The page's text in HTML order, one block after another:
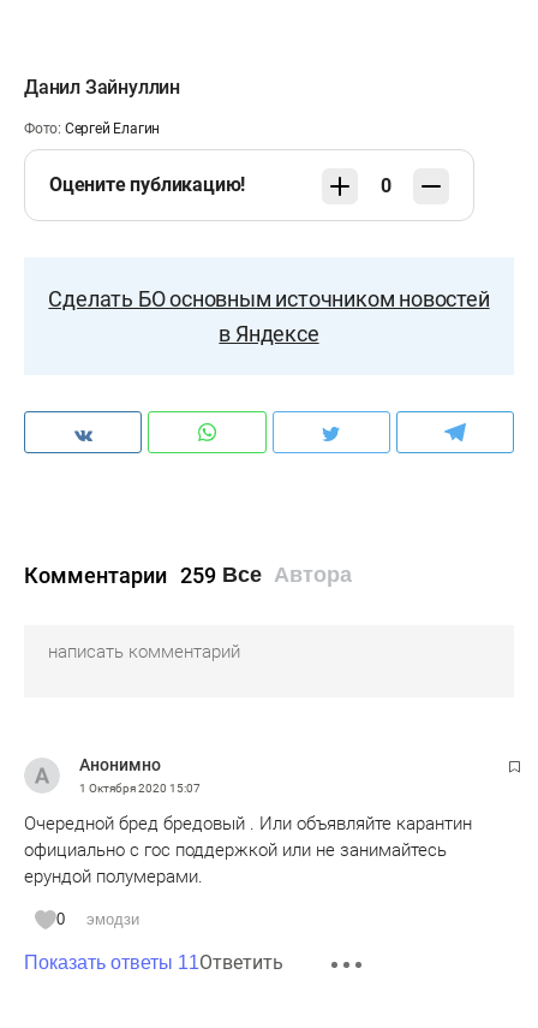
Данил Зайнуллин
Фото: Сергей Елагин
Оцените публикацию! 0
Сделать БО основным источником новостей
в Яндексе
Комментарии 259 Все Автора
Анонимно
1 Октября 2020 15:07
Очередной бред бредовый . Или объявляйте карантин
официально с гос поддержкой или не занимайтесь
ерундой полумерами.
0 эмодзи
Показать ответы 11Ответить